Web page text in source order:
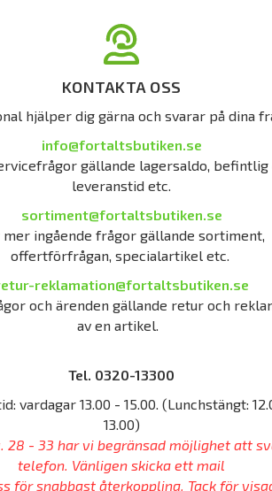
KONTAKTA OSS
hjälper dig gärna och svarar på dina
info@fortaltsbutiken.se
gällande lagersaldo, befintlig
leveranstid etc.
sortiment@fortaltsbutiken.se
mer ingående frågor gällande sortiment,
offertförfrågan, specialartikel etc.
reklamation@fortaltsbutiken.se
och ärenden gällande retur och
av en artikel.
Tel. 0320-13300
vardagar 13.00 - 15.00. (Lunchstängt:
13.00)
28 - 33 har vi begränsad möjlighet att
telefon. Vänligen skicka ett mail
för snabbast återkoppling. Tack för